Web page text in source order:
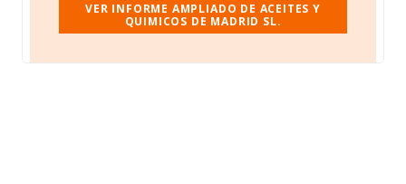
VER INFORME AMPLIADO DE ACEITES Y
QUIMICOS DE MADRID SL.